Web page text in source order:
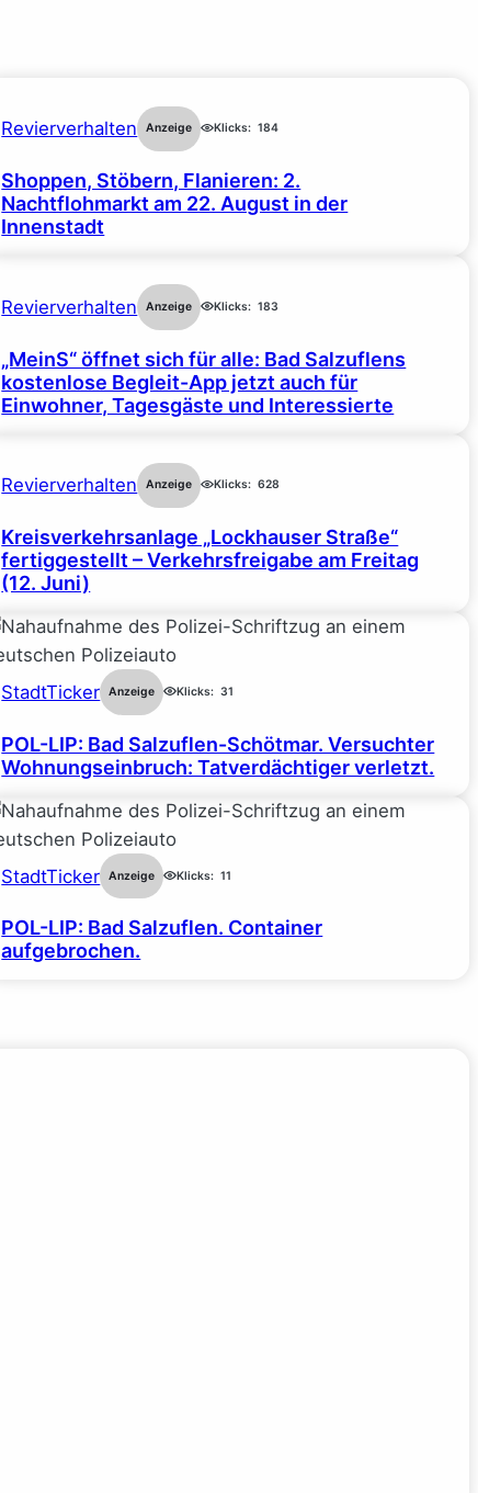
Revierverhalten Anzeige Klicks: 184
Shoppen, Stöbern, Flanieren: 2.
Nachtflohmarkt am 22. August in der
Innenstadt
Revierverhalten Anzeige Klicks: 183
„MeinS“ öffnet sich für alle: Bad Salzuflens
kostenlose Begleit-App jetzt auch für
Einwohner, Tagesgäste und Interessierte
Revierverhalten Anzeige Klicks: 628
Kreisverkehrsanlage „Lockhauser Straße“
fertiggestellt – Verkehrsfreigabe am Freitag
(12. Juni)
StadtTicker Anzeige Klicks: 31
POL-LIP: Bad Salzuflen-Schötmar. Versuchter
Wohnungseinbruch: Tatverdächtiger verletzt.
StadtTicker Anzeige Klicks: 11
POL-LIP: Bad Salzuflen. Container
aufgebrochen.